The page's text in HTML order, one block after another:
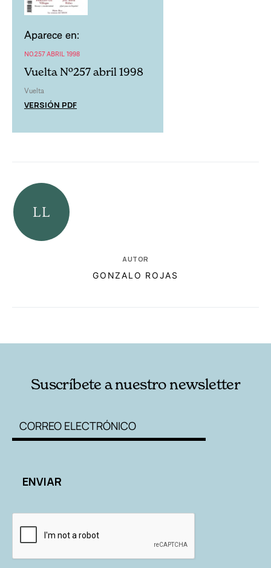
Aparece en:
NO.257 ABRIL 1998
Vuelta Nº257 abril 1998
Vuelta
VERSIÓN PDF
AUTOR
GONZALO ROJAS
Suscríbete a nuestro newsletter